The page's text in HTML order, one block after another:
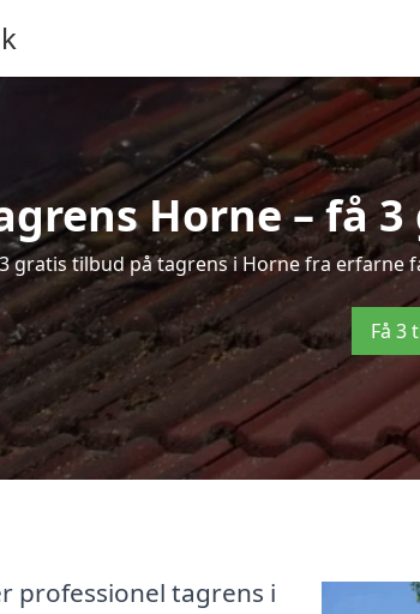
Horne – få
gratis tilbud på tagrens i Horne fra
Få 3
professionel tagrens i